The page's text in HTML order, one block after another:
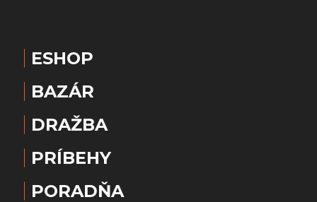
ESHOP
BAZÁR
DRAŽBA
PRÍBEHY
PORADŇA